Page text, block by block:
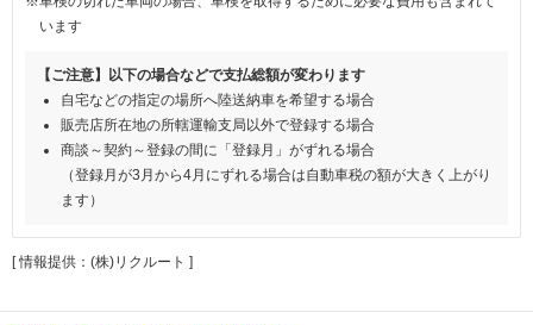
います
【ご注意】以下の場合などで支払総額が変わります
自宅などの指定の場所へ陸送納車を希望する場合
販売店所在地の所轄運輸支局以外で登録する場合
商談～契約～登録の間に「登録月」がずれる場合
（登録月が3月から4月にずれる場合は自動車税の額が大きく上がり
ます）
[ 情報提供：(株)リクルート ]